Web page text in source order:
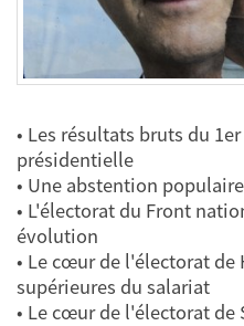
• Les résultats bruts du
présidentielle
• Une abstention
• L'électorat du Front
évolution
• Le cœur de l'électorat de
supérieures du salariat
• Le cœur de l'électorat de